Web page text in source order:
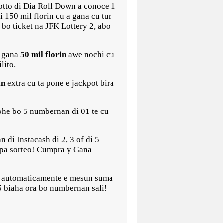
di Dia Roll Down a conoce 1
150 mil florin cu a gana cu tur
ticket na JFK Lottery 2, abo
50 mil florinawe nochi cu
extra cu ta pone e jackpot bira
bo 5 numbernan di 01 te cu
di Instacash di 2, 3 of di 5
sorteo! Cumpra y Gana
e mesun suma
ora bo numbernan sali!